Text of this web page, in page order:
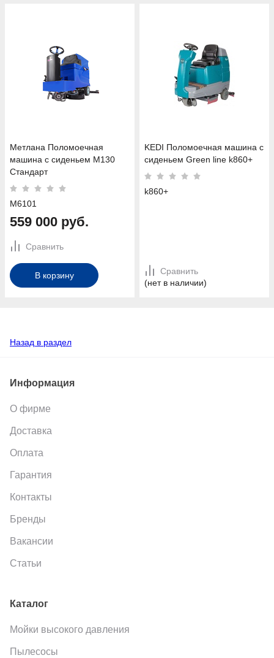
Метлана Поломоечная
машина с сиденьем M130
Стандарт
M6101
559 000 руб.
Сравнить
В корзину
KEDI Поломоечная машина с
сиденьем Green line k860+
k860+
Сравнить
(нет в наличии)
Назад в раздел
Информация
О фирме
Доставка
Оплата
Гарантия
Контакты
Бренды
Вакансии
Статьи
Каталог
Мойки высокого давления
Пылесосы